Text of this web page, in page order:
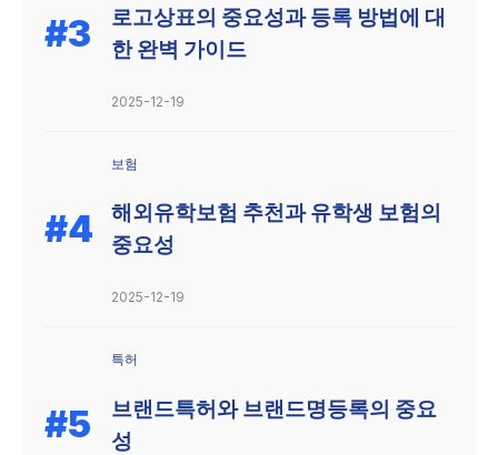
#3
로고상표의 중요성과 등록 방법에 대
한 완벽 가이드
2025-12-19
#4
보험
해외유학보험 추천과 유학생 보험의
중요성
2025-12-19
#5
특허
브랜드특허와 브랜드명등록의 중요
성